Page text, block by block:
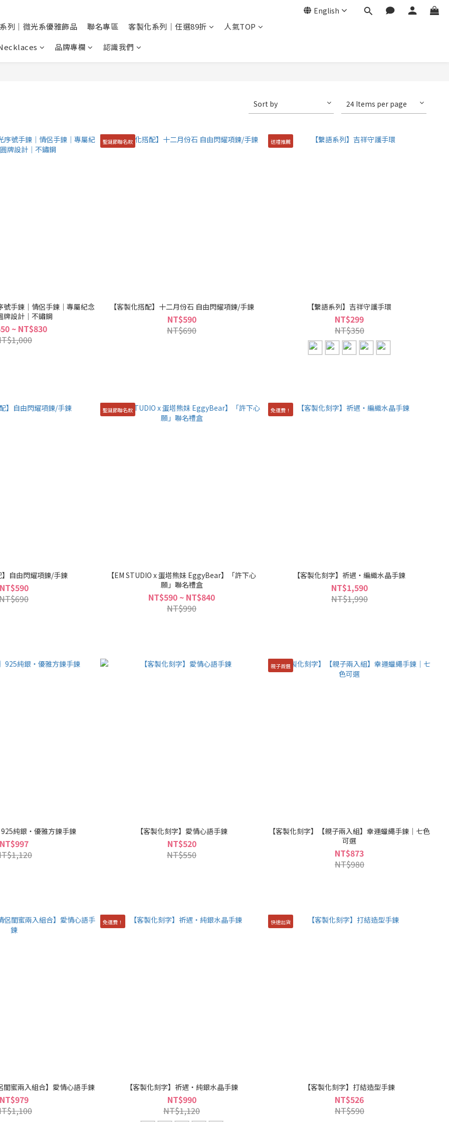
English
列｜微光系優雅飾品 聯名專區 客製化系列｜任選89折
人氣TOP
品牌專欄 認識我們
Sort by 24 Items per page
號手鍊｜情侶手鍊｜專屬紀念
牌設計｜不鏽鋼
~ NT$830
聖誕節聯名款
【客製化搭配】十二月份石 自由閃耀項鍊/手鍊
NT$590
NT$690
送禮推薦
【繫語系列】吉祥守護手環
NT$299
NT$350
】自由閃耀項鍊/手鍊
NT$590
聖誕節聯名款
【EM STUDIO x 蛋塔熊妹 EggyBear】「許下心
願」聯名禮盒
NT$590 ~ NT$840
NT$990
免運費！
【客製化刻字】祈遇・編織水晶手鍊
NT$1,590
NT$1,990
925純銀・優雅方鍊手鍊
NT$997
【客製化刻字】愛情心語手鍊
NT$520
NT$550
親子首選
【客製化刻字】【親子兩入組】幸運蠟繩手鍊｜七色
可選
NT$873
NT$980
閨蜜兩入組合】愛情心語手鍊
NT$979
免運費！
【客製化刻字】祈遇・純銀水晶手鍊
NT$990
NT$1,120
快速出貨
【客製化刻字】打結造型手鍊
NT$526
NT$590